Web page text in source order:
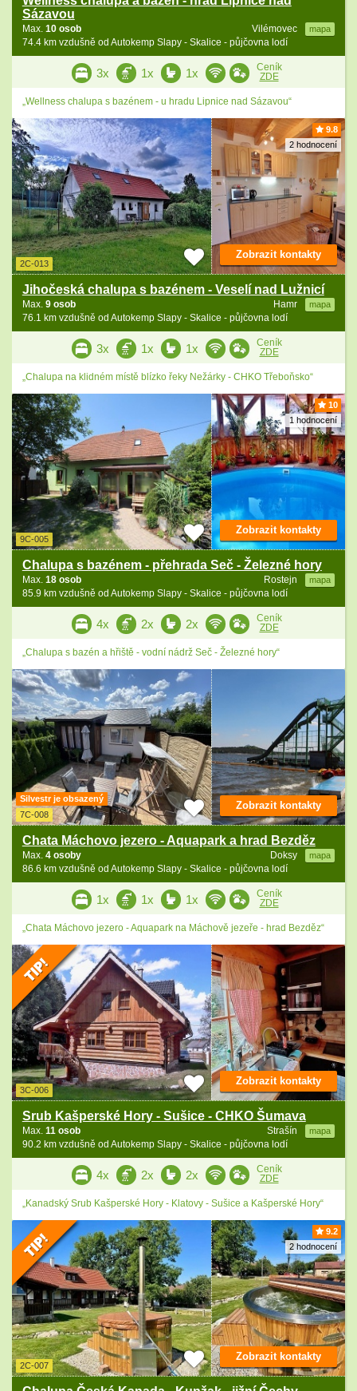
Sázavou
Vilémovec mapa
Max. 10 osob
74.4 km vzdušně od Autokemp Slapy - Skalice - půjčovna lodí
3x 1x 1x
Ceník
ZDE
„Wellness chalupa s bazénem - u hradu Lipnice nad Sázavou“
9.8
2 hodnocení
2C-013
Jihočeská chalupa s bazénem - Veselí nad Lužnicí
Hamr mapa
Max. 9 osob
76.1 km vzdušně od Autokemp Slapy - Skalice - půjčovna lodí
Zobrazit kontakty
3x 1x 1x
Ceník
ZDE
„Chalupa na klidném místě blízko řeky Nežárky - CHKO Třeboňsko“
10
1 hodnocení
9C-005
Chalupa s bazénem - přehrada Seč - Železné hory
Rostejn mapa
Max. 18 osob
85.9 km vzdušně od Autokemp Slapy - Skalice - půjčovna lodí
Zobrazit kontakty
4x 2x 2x
Ceník
ZDE
„Chalupa s bazén a hřiště - vodní nádrž Seč - Železné hory“
Silvestr je obsazený
7C-008
Chata Máchovo jezero - Aquapark a hrad Bezděz
Doksy mapa
Max. 4 osoby
86.6 km vzdušně od Autokemp Slapy - Skalice - půjčovna lodí
Zobrazit kontakty
1x 1x 1x
Ceník
ZDE
„Chata Máchovo jezero - Aquapark na Máchově jezeře - hrad Bezděz“
3C-006
Srub Kašperské Hory - Sušice - CHKO Šumava
Strašín mapa
Max. 11 osob
90.2 km vzdušně od Autokemp Slapy - Skalice - půjčovna lodí
Zobrazit kontakty
4x 2x 2x
Ceník
ZDE
„Kanadský Srub Kašperské Hory - Klatovy - Sušice a Kašperské Hory“
9.2
2 hodnocení
2C-007
Zobrazit kontakty